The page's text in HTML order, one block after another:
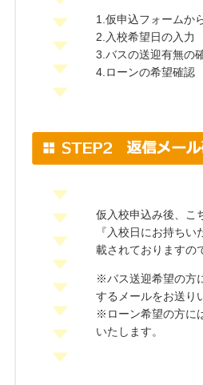
1.仮申込フォームか
2.入校希望日の入力
3.バスの送迎有無の
4.ローンの希望確認
仮入校申込み後、こ
『入校日にお持ち
載されておりますの
※バス送迎希望の方
するメールをお送り
※ローン希望の方に
いたします。